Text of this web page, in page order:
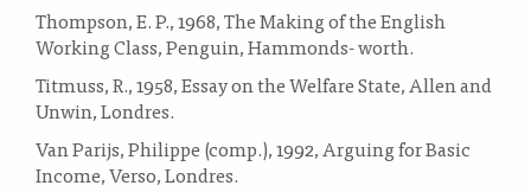
Thompson, E. P., 1968, The Making of the English
Working Class, Penguin, Hammonds- worth.
Titmuss, R., 1958, Essay on the Welfare State, Allen and
Unwin, Londres.
Van Parijs, Philippe (comp.), 1992, Arguing for Basic
Income, Verso, Londres.